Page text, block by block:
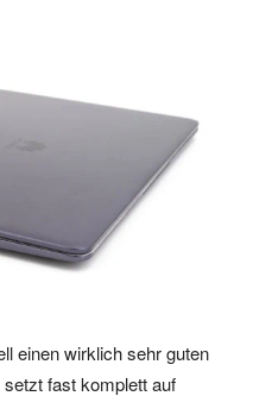
einen wirklich sehr guten
fast komplett auf